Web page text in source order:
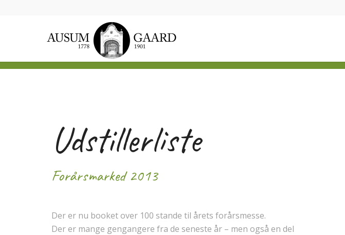
Udstillerliste
Forårsmarked 2013
Der er nu booket over 100 stande til årets forårsmesse.
Der er mange gengangere fra de seneste år – men også en del